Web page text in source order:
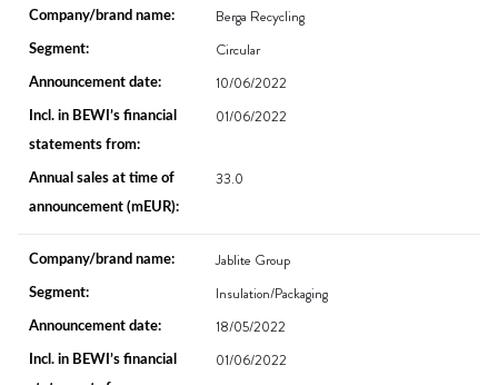
Berga Recycling
Circular
10/06/2022
01/06/2022
33.0
Jablite Group
Insulation/Packaging
18/05/2022
01/06/2022